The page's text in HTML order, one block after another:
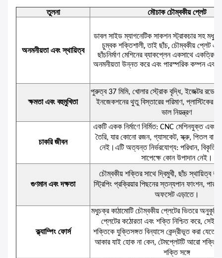
তুলনা মৌচাক চৌম্বকীয় প্লেট
অনমনীয়তা এবং স্থায়িত্ব
ডাবল সাইড ম্যাগনেটিক সাকশন স্ট্রাকচার সহ
চুম্বক শক্তিশালী, তাই ছাঁচ, চৌম্বকীয় প্লেট
ছাঁচনির্মাণ মেশিনের ব্যাকপ্লেন একসাথে একত্রিত
অনমনীয়তা উন্নত করে এবং পারস্পরিক কম্পন
ক্ষমতা এবং বহুমুখিতা
পুরুত্ব 37 মিমি, খোলার স্ট্রোক বৃদ্ধি, ইজেক্টর রডের
ইনজেকশনের থুতু বিস্তারের পরিমাণ, প্লাস্টিকের
ভাল নিয়ন্ত্রণ
চাকরি জীবন
একটি একক নির্মাণে নির্মিত: CNC মেশিনযুক্ত এবং
তৈরি, যার কোনো রজন, গ্যাসকেট, স্ক্রু, পিতল বা
নেই।এটি অত্যন্ত নির্ভরযোগ্য: পরিধান, বিকৃতি
সাপেক্ষে কোন উপাদান নেই।
গুণমান এবং দক্ষতা
চৌম্বকীয় শক্তির সাথে দ্বিমুখী, ছাঁচ স্থায়িত্ব
স্ট্রিপিং প্রক্রিয়ার পিছনের স্তন্যপান ফাংশন,
অফসেট এড়াতে।
ক্ল্যাম্পিং ফোর্স
মধুচক্র কাঠামোটি চৌম্বকীয় প্লেটের ভিতরে
প্লেটের কঠোরতা এবং শক্তি নিশ্চিত করে,
শক্তিকে যুক্তিসঙ্গত বিন্যাসে কেন্দ্রীভূত করা যেতে
আকার যাই হোক না কেন, টেমপ্লেটটি আরো
শক্তি সঙ্গে